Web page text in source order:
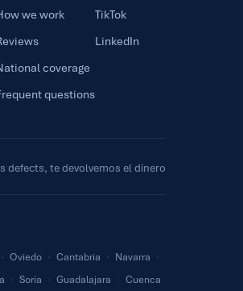
we work
coverage
questions
TikTok
LinkedIn
defects, te devolvemos el dinero
· Oviedo · Cantabria · Navarra ·
· Soria · Guadalajara · Cuenca